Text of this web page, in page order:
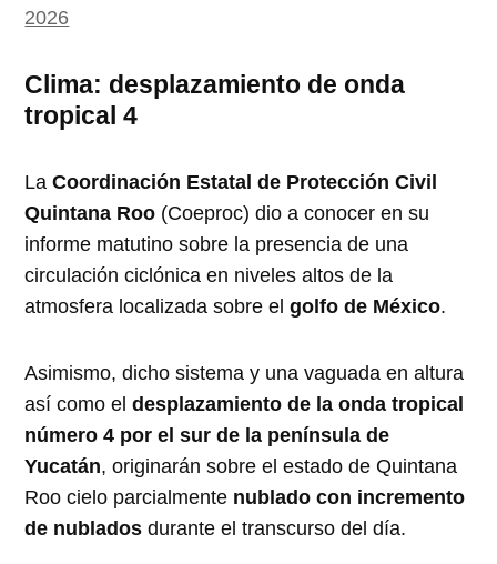
2026
Clima: desplazamiento de onda
tropical 4
LaCoordinación Estatal de Protección Civil
Quintana Roo (Coeproc) dio a conocer en su
informe matutino sobre la presencia de una
circulación ciclónica en niveles altos de la
atmosfera localizada sobre elgolfo de México.
Asimismo, dicho sistema y una vaguada en altura
así como el desplazamiento de la onda tropical
número 4 por el sur de la península de
Yucatán, originarán sobre el estado de Quintana
Roo cielo parcialmente nublado con incremento
de nublados durante el transcurso del día.